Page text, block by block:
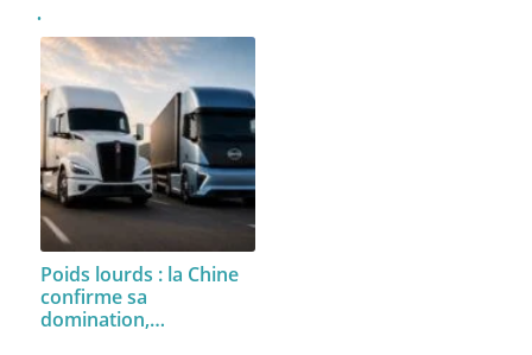
Poids lourds : la Chine
confirme sa
domination,…